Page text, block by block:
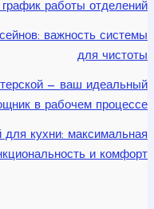
работы отделений
важность системы
для чистоты
— ваш идеальный
в рабочем процессе
для кухни: максимальная
и комфорт